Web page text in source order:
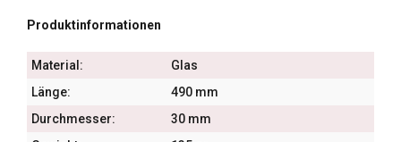
Produktinformationen
Material:
Glas
Länge:
490 mm
Durchmesser:
30 mm